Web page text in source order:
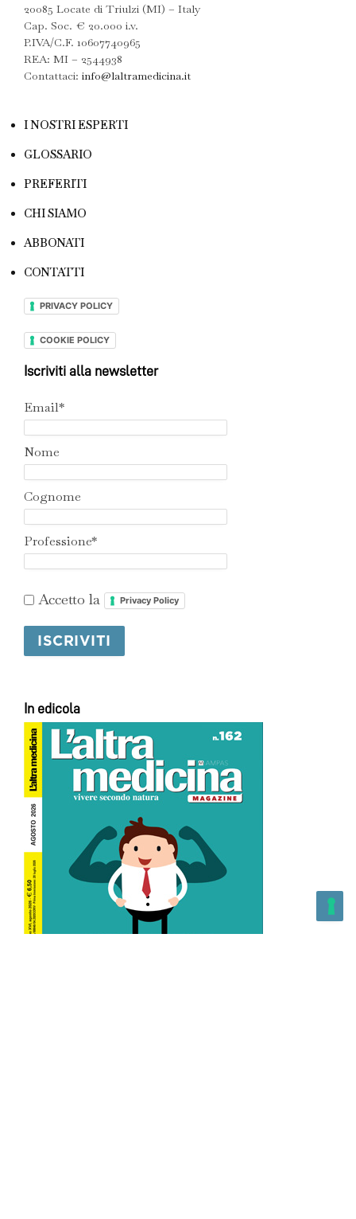
20085 Locate di Triulzi (MI) – Italy
Cap. Soc. € 20.000 i.v.
P.IVA/C.F. 10607740965
REA: MI – 2544938
Contattaci: info@laltramedicina.it
I NOSTRI ESPERTI
GLOSSARIO
PREFERITI
CHI SIAMO
ABBONATI
CONTATTI
PRIVACY POLICY
COOKIE POLICY
Iscriviti alla newsletter
Email*
Nome
Cognome
Professione*
Accetto la Privacy Policy
In edicola